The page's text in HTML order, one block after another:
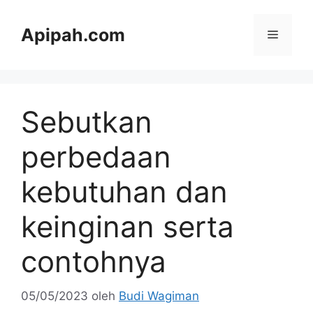
Apipah.com Menu
Sebutkan
perbedaan
kebutuhan dan
keinginan serta
contohnya
05/05/2023 oleh Budi Wagiman